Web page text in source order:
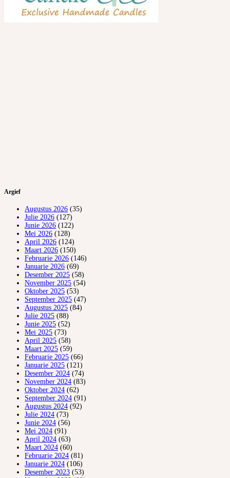
Argief
Augustus 2026 (35)
Julie 2026 (127)
Junie 2026 (122)
Mei 2026 (128)
April 2026 (124)
Maart 2026 (150)
Februarie 2026 (146)
Januarie 2026 (69)
Desember 2025 (58)
November 2025 (54)
Oktober 2025 (53)
September 2025 (47)
Augustus 2025 (84)
Julie 2025 (88)
Junie 2025 (52)
Mei 2025 (73)
April 2025 (58)
Maart 2025 (59)
Februarie 2025 (66)
Januarie 2025 (121)
Desember 2024 (74)
November 2024 (83)
Oktober 2024 (62)
September 2024 (91)
Augustus 2024 (92)
Julie 2024 (73)
Junie 2024 (56)
Mei 2024 (91)
April 2024 (63)
Maart 2024 (60)
Februarie 2024 (81)
Januarie 2024 (106)
Desember 2023 (53)